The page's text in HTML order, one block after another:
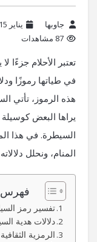
جاوبها يناير 15, 2025
87 مشاهدات
تعتبر الأحلام جزءًا
في طياتها رموزًا
هذه الرموز، تأتي
يراها البعض كوسيلة
السيطرة. في هذا
المنام، ونحلل
فهرس
تفسير رمز
دلالات هدية
الرمزية